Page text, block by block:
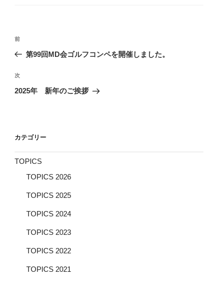
投
ナ
ビ
ゲ
ン
前
の
稿
前
第99回MD会ゴルフコンペを開催しました。
次
の
次
2025年 新年のご挨拶
カテゴリー
TOPICS
TOPICS 2026
TOPICS 2025
TOPICS 2024
TOPICS 2023
TOPICS 2022
TOPICS 2021